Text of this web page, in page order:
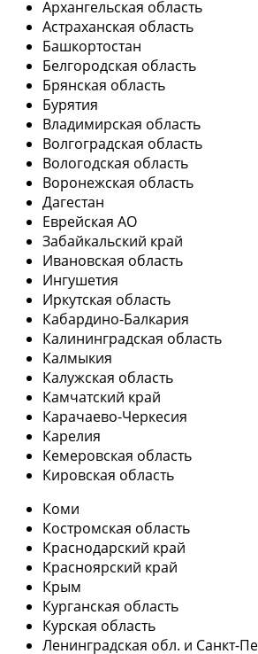
Архангельская область
Астраханская область
Башкортостан
Белгородская область
Брянская область
Бурятия
Владимирская область
Волгоградская область
Вологодская область
Воронежская область
Дагестан
Еврейская АО
Забайкальский край
Ивановская область
Ингушетия
Иркутская область
Кабардино-Балкария
Калининградская область
Калмыкия
Калужская область
Камчатский край
Карачаево-Черкесия
Карелия
Кемеровская область
Кировская область
Коми
Костромская область
Краснодарский край
Красноярский край
Крым
Курганская область
Курская область
Ленинградская обл. и Санкт-